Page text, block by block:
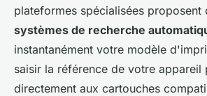
plateformes spécialisées proposent
systèmes de recherche
instantanément votre modèle
saisir la référence de votre appareil
directement aux cartouches